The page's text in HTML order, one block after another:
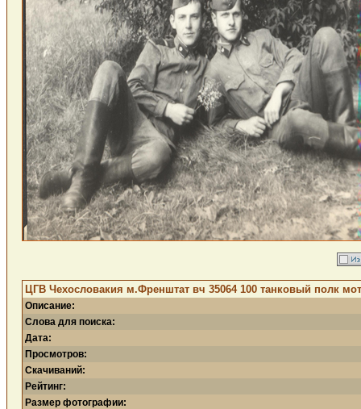
ЦГВ Чехословакия м.Френштат вч 35064 100 танковый полк
Описание:
Слова для поиска:
Дата:
Просмотров:
Скачиваний:
Рейтинг:
Размер фотографии: